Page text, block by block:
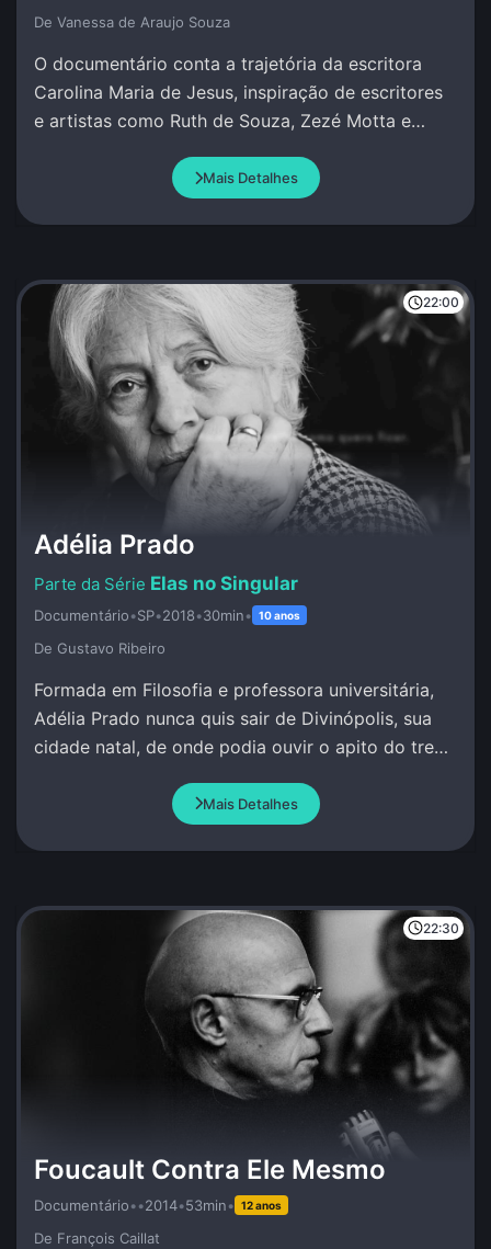
De Vanessa de Araujo Souza
O documentário conta a trajetória da escritora
Carolina Maria de Jesus, inspiração de escritores
e artistas como Ruth de Souza, Zezé Motta e
Mais Detalhes
22:00
Adélia Prado
Elas no Singular
Documentário•SP•2018•30min• 10 anos
De Gustavo Ribeiro
Formada em Filosofia e professora universitária,
Adélia Prado nunca quis sair de Divinópolis, sua
cidade natal, de onde podia ouvir o apito do trem
Mais Detalhes
22:30
Foucault Contra Ele Mesmo
Documentário••2014•53min• 12 anos
De François Caillat